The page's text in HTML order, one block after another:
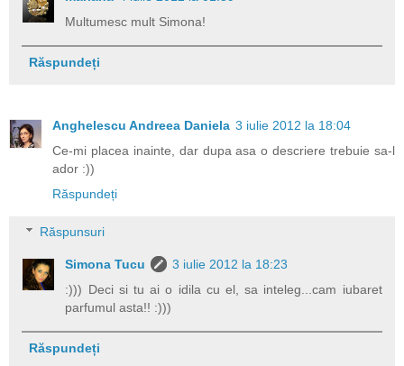
Multumesc mult Simona!
Răspundeți
Anghelescu Andreea Daniela 3 iulie 2012 la 18:04
Ce-mi placea inainte, dar dupa asa o descriere trebuie sa-l
ador :))
Răspundeți
Răspunsuri
Simona Tucu
3 iulie 2012 la 18:23
:))) Deci si tu ai o idila cu el, sa inteleg...cam iubaret
parfumul asta!! :)))
Răspundeți